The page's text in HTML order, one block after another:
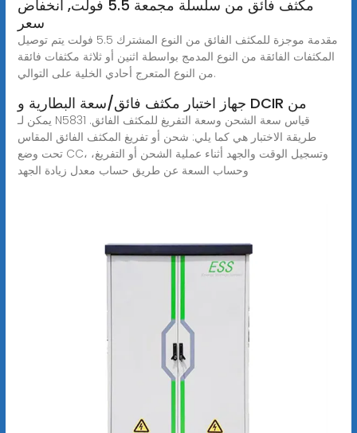
مكثف فائق من سلسلة مجمعة 5.5 فولت, انخفاض
سعر
مقدمة موجزة للمكثف الفائق من النوع المشترك 5.5 فولت يتم توصيل
المكثفات الفائقة من النوع المدمج بواسطة اثنين أو ثلاثة مكثفات فائقة
من النوع المتعرج أحادي الخلية على التوالي.
جهاز اختبار مكثف فائق/سعة البطارية و DCIR من
يمكن لـ N5831 قياس سعة الشحن وسعة التفريغ للمكثف الفائق.
طريقة الاختبار هي كما يلي: شحن أو تفريغ المكثف الفائق المقاس
تحت وضع CC، وتسجيل الوقت والجهد أثناء عملية الشحن أو التفريغ،
وحساب السعة عن طريق حساب معدل زيادة الجهد